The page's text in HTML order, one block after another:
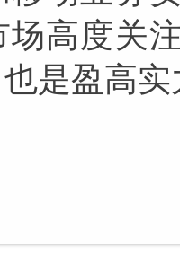
场高度关
是盈高实